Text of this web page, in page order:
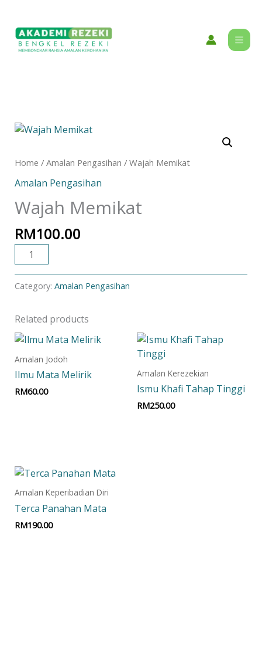
content
Home / Amalan Pengasihan / Wajah Memikat
Amalan Pengasihan
Wajah Memikat
RM100.00
Wajah
quantity
Category: Amalan Pengasihan
Related products
Amalan Jodoh
Ilmu Mata Melirik
RM60.00
Amalan Kerezekian
Ismu Khafi Tahap Tinggi
RM250.00
Amalan Keperibadian Diri
Terca Panahan Mata
RM190.00